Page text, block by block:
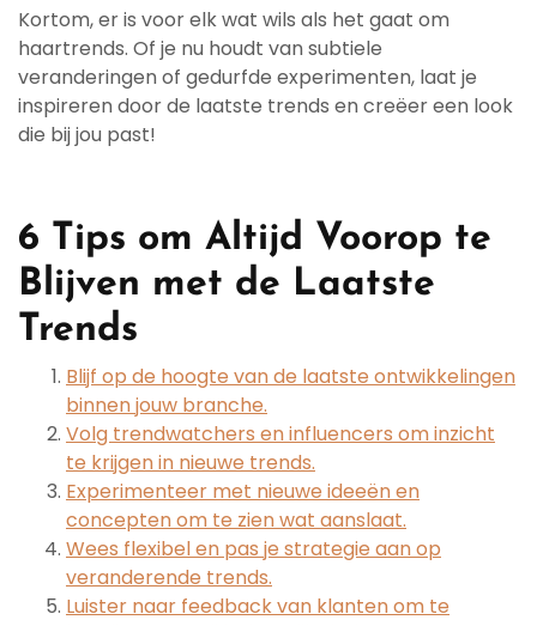
Kortom, er is voor elk wat wils als het gaat om
haartrends. Of je nu houdt van subtiele
veranderingen of gedurfde experimenten, laat je
inspireren door de laatste trends en creëer een look
die bij jou past!
6 Tips om Altijd Voorop te
Blijven met de Laatste
Trends
Blijf op de hoogte van de laatste ontwikkelingen
binnen jouw branche.
Volg trendwatchers en influencers om inzicht
te krijgen in nieuwe trends.
Experimenteer met nieuwe ideeën en
concepten om te zien wat aanslaat.
Wees flexibel en pas je strategie aan op
veranderende trends.
Luister naar feedback van klanten om te